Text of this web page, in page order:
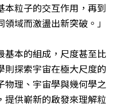
粒子的交互作用，再到
域而激盪出新突破。」
基本的組成，尺度甚至比
則探索宇宙在極大尺度的
理、宇宙學與幾何學之
提供嶄新的啟發來理解粒